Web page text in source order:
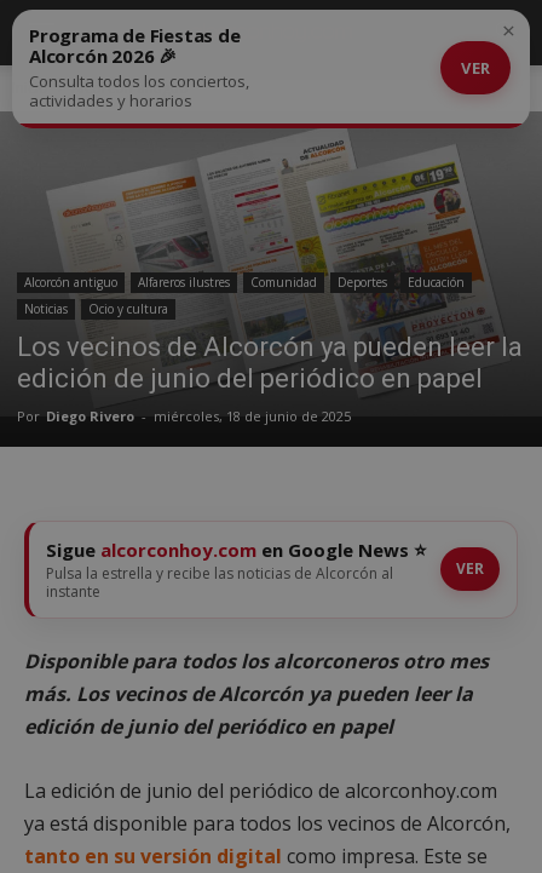
Inicio Alcorcón antiguo
Alcorcón antiguo Alfareros ilustres Comunidad Deportes
Educación
Noticias
Ocio y cultura
Los vecinos de Alcorcón ya pueden leer la
edición de junio del periódico en papel
Por Diego Rivero - miércoles, 18 de junio de 2025
Programa de Fiestas de
Alcorcón 2026 🎉
Consulta todos los conciertos,
actividades y horarios
VER
×
Sigue alcorconhoy.com en Google News ⭐
Pulsa la estrella y recibe las noticias de Alcorcón al
instante
VER
Disponible para todos los alcorconeros otro mes
más. Los vecinos de Alcorcón ya pueden leer la
edición de junio del periódico en papel
La edición de junio del periódico de alcorconhoy.com
ya está disponible para todos los vecinos de Alcorcón,
tanto en su versión digital como impresa. Este se